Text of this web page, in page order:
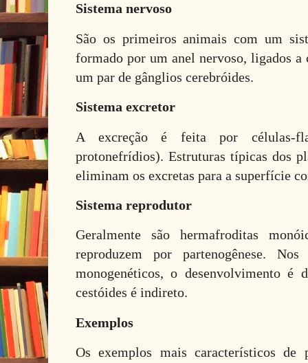
Sistema nervoso
São os primeiros animais com um
formado por um anel nervoso, ligados
um par de gânglios cerebróides.
Sistema excretor
A excreção é feita por células-
protonefrídios). Estruturas típicas dos
eliminam os excretas para a superfície
Sistema reprodutor
Geralmente são hermafroditas
reproduzem por partenogênese.
monogenéticos, o desenvolvimento é
cestóides é indireto.
Exemplos
Os exemplos mais característicos